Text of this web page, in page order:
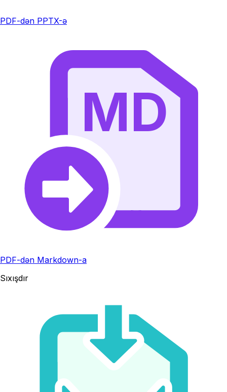
PDF-dən PPTX-ə
MD
PDF-dən Markdown-a
Sıxışdır